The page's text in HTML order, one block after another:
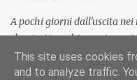
A pochi giorni dall'uscita nei
cheat e i trucchi per giocarci
This site uses cookies
and to analyze traffic.